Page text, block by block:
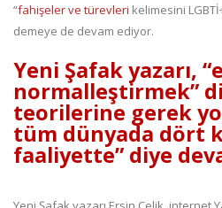
“fahişeler ve türevleri kelimesini
demeye de devam ediyor.
Yeni Şafak yazarı,
normalleştirmek”
teorilerine gerek
tüm dünyada dört
faaliyette” diye